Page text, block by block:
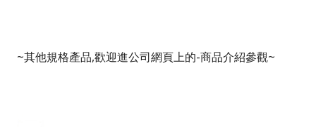
~其他規格產品,歡迎進公司網頁上的-商品介紹參觀~